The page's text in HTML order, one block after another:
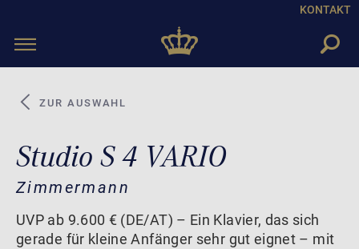
KONTAKT
Toggle
ZUR AUSWAHL
Studio S 4 VARIO
Zimmermann
UVP ab 9.600 € (DE/AT) – Ein Klavier, das sich
gerade für kleine Anfänger sehr gut eignet – mit